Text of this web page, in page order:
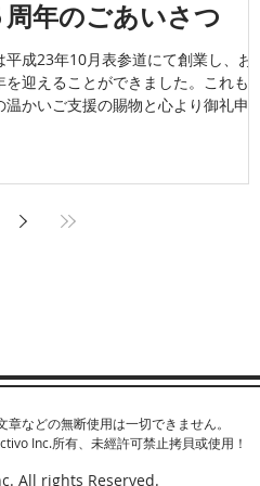
年のごあいさつ
成23年10月表参道にて創業し、おか
迎えることができました。これもひ
かいご支援の賜物と心より御礼申し
などの無断使用は一切できません。
Inc.所有、未經許可禁止拷貝或使用！
All rights Reserved.